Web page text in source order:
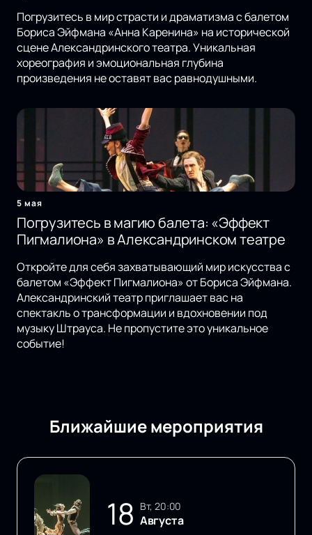
Погрузитесь в мир страсти и драматизма с балетом
Бориса Эйфмана «Анна Каренина» на исторической
сцене Александринского театра. Уникальная
хореография и эмоциональная глубина
произведения не оставят вас равнодушными.
5 мая
Погрузитесь в магию балета: «Эффект
Пигмалиона» в Александринском театре
Откройте для себя захватывающий мир искусства с
балетом «Эффект Пигмалиона» от Бориса Эйфмана.
Александринский театр приглашает вас на
спектакль о трансформации и вдохновении под
музыку Штрауса. Не пропустите это уникальное
событие!
Ближайшие мероприятия
18 вт, 20:00
Августа